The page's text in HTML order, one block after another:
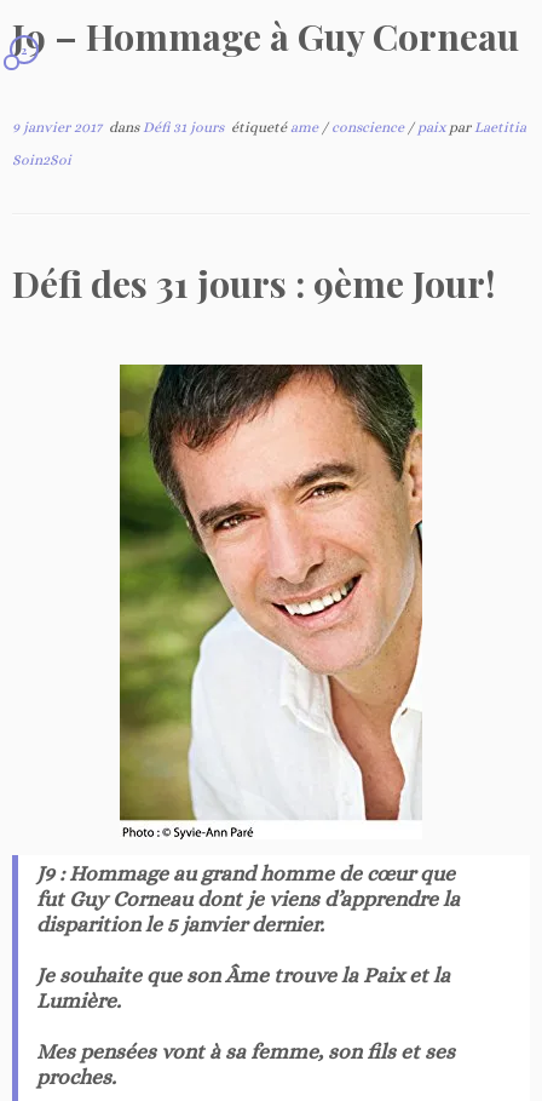
J9 – Hommage à Guy Corneau
2
9 janvier 2017dans Défi 31 jours étiqueté ame / conscience / paix par Laetitia
Soin2Soi
Défi des 31 jours : 9ème Jour!
J9 : Hommage au grand homme de cœur que
fut Guy Corneau dont je viens d’apprendre la
disparition le 5 janvier dernier.
Je souhaite que son Âme trouve la Paix et la
Lumière.
Mes pensées vont à sa femme, son fils et ses
proches.